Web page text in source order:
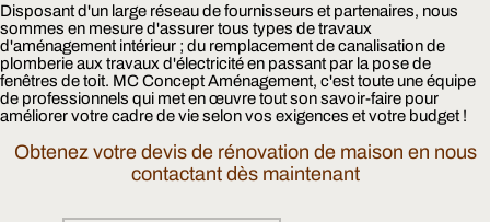
Disposant d'un large réseau de fournisseurs et partenaires, nous
sommes en mesure d'assurer tous types de travaux
d'aménagement intérieur ; du remplacement de canalisation de
plomberie aux travaux d'électricité en passant par la pose de
fenêtres de toit. MC Concept Aménagement, c'est toute une équipe
de professionnels qui met en œuvre tout son savoir-faire pour
améliorer votre cadre de vie selon vos exigences et votre budget !
Obtenez votre devis de rénovation de maison en nous
contactant dès maintenant